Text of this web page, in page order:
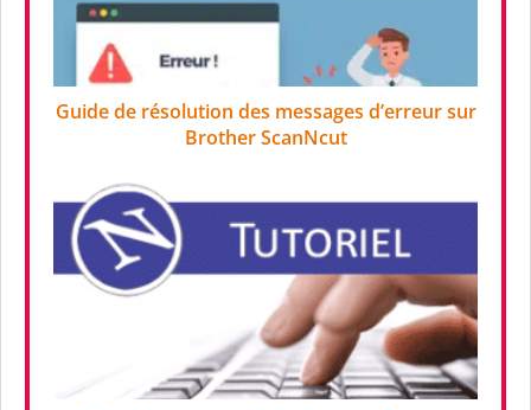
Guide de résolution des messages d’erreur sur
Brother ScanNcut